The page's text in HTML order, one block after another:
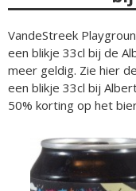
VandeStreek
een blikje 33cl bij de
meer geldig. Zie hier
een blikje 33cl bij
50% korting op het